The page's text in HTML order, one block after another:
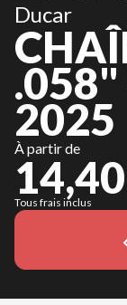
Ducar
.058"
2025
À partir de
Tous frais inclus